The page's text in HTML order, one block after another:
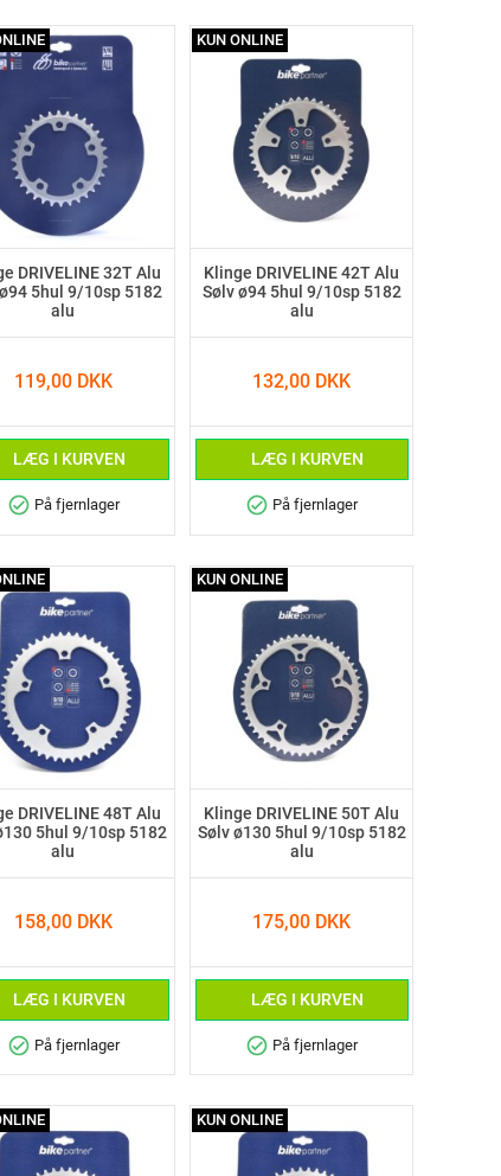
DRIVELINE 32T Alu
5hul 9/10sp 5182
alu
119,00 DKK
LÆG I KURVEN
check_circle På fjernlager
Klinge DRIVELINE 42T Alu
Sølv ø94 5hul 9/10sp 5182
alu
132,00 DKK
LÆG I KURVEN
check_circle På fjernlager
KUN ONLINE
DRIVELINE 48T Alu
5hul 9/10sp 5182
alu
158,00 DKK
LÆG I KURVEN
check_circle På fjernlager
Klinge DRIVELINE 50T Alu
Sølv ø130 5hul 9/10sp 5182
alu
175,00 DKK
LÆG I KURVEN
check_circle På fjernlager
KUN ONLINE
KUN ONLINE